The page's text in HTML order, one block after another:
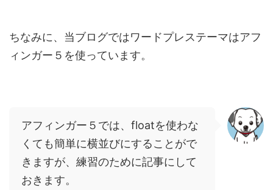
ちなみに、当ブログではワードプレステーマはアフ
ィンガー５を使っています。
アフィンガー５では、floatを使わな
くても簡単に横並びにすることがで
きますが、練習のために記事にして
おきます。